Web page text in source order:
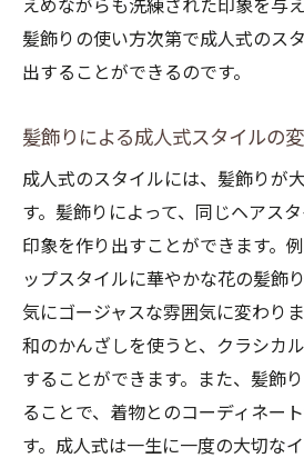
えめながらも洗練された印象を与
髪飾りの使い方次第で成人式のス
出することができるのです。
髪飾りによる成人式スタイルの
成人式のスタイルには、髪飾りが
す。髪飾りによって、同じヘアス
印象を作り出すことができます。
ップスタイルに華やかな花の髪飾
気にゴージャスな雰囲気に変わり
和のかんざしを使うと、クラシカ
することができます。また、髪飾
ることで、着物とのコーディネー
す。成人式は一生に一度の大切な